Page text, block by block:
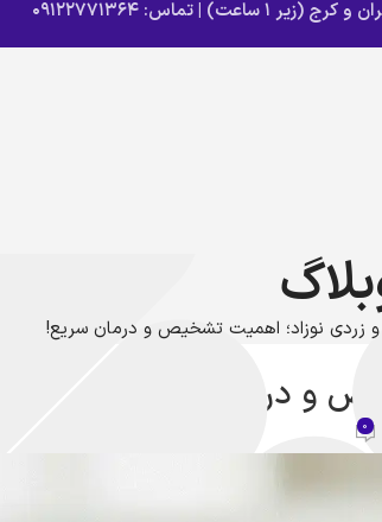
| تماس: ۰۹۱۲۲۷۷۱۳۶۴
و زردی نوزاد؛ اهمیت تشخیص و درمان سریع!
و درمان سریع!
0